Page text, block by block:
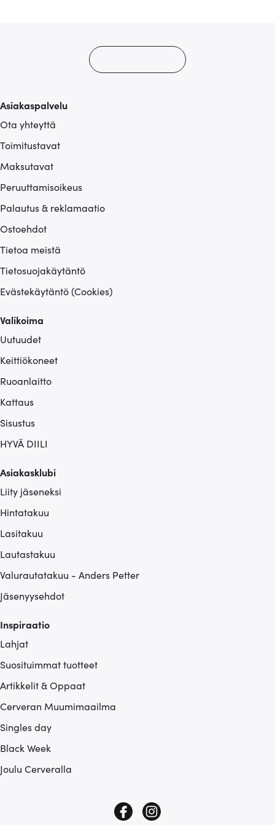
kerätty, kun olet käyttänyt heidän palvelujaan.
Asiakaspalvelu
Ota yhteyttä
Toimitustavat
Maksutavat
Peruuttamisoikeus
Palautus & reklamaatio
Ostoehdot
Tietoa meistä
Tietosuojakäytäntö
Evästekäytäntö (Cookies)
Valikoima
Uutuudet
Keittiökoneet
Ruoanlaitto
Kattaus
Sisustus
HYVÄ DIILI
Asiakasklubi
Liity jäseneksi
Hintatakuu
Lasitakuu
Lautastakuu
Valurautatakuu - Anders Petter
Jäsenyysehdot
Inspiraatio
Lahjat
Suosituimmat tuotteet
Artikkelit & Oppaat
Cerveran Muumimaailma
Singles day
Black Week
Joulu Cerveralla